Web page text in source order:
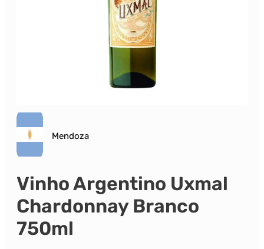
Mendoza
Vinho Argentino Uxmal
Chardonnay Branco
750ml